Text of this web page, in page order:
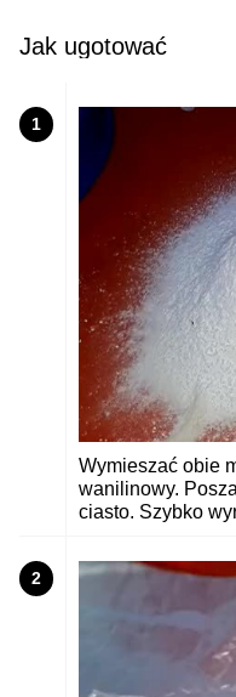
Jak ugotować
1
Wymieszać obie
wanilinowy.
ciasto. Szybko
2